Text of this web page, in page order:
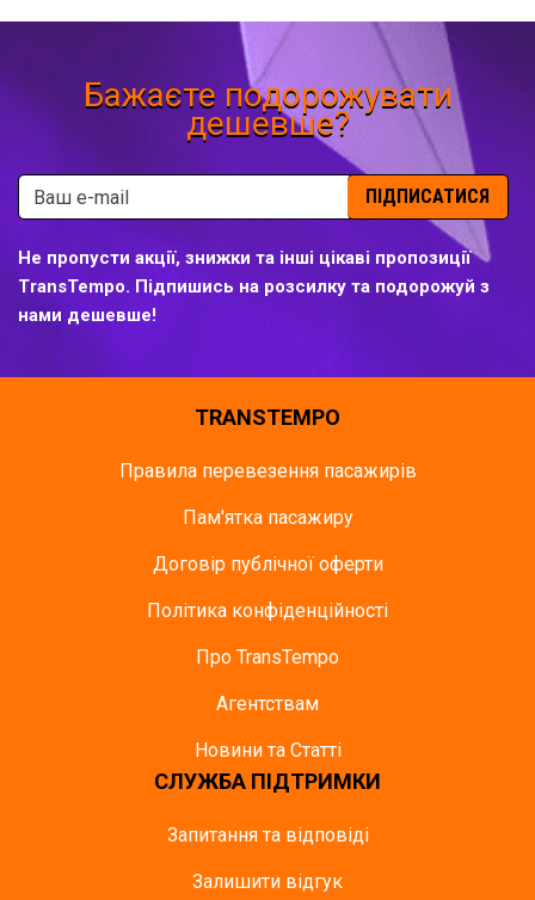
Бажаєте подорожувати
дешевше?
ПІДПИСАТИСЯ
Не пропусти акції, знижки та інші цікаві пропозиції
TransTempo. Підпишись на розсилку та подорожуй з
нами дешевше!
TRANSTEMPO
Правила перевезення пасажирів
Пам'ятка пасажиру
Договір публічної оферти
Політика конфіденційності
Про TransTempo
Агентствам
Новини та Статті
СЛУЖБА ПІДТРИМКИ
Запитання та відповіді
Залишити відгук